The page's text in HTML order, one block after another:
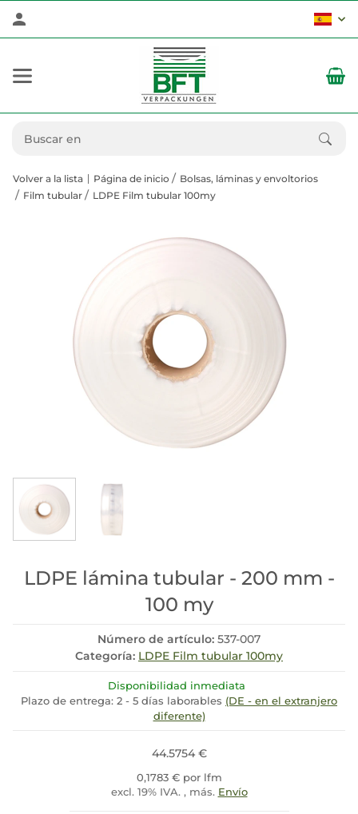
Volver a la lista Página de inicio
Bolsas, láminas y envoltorios
Film tubular
LDPE Film tubular 100my
LDPE lámina tubular - 200 mm -
100 my
Número de artículo: 537-007
Categoría: LDPE Film tubular 100my
Disponibilidad inmediata
Plazo de entrega: 2 - 5 días laborables (DE - en el extranjero
diferente)
44.5754 €
0,1783 € por lfm
excl. 19% IVA. , más. Envío